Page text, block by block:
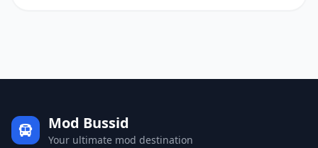
Mod Bussid
Your ultimate mod destination